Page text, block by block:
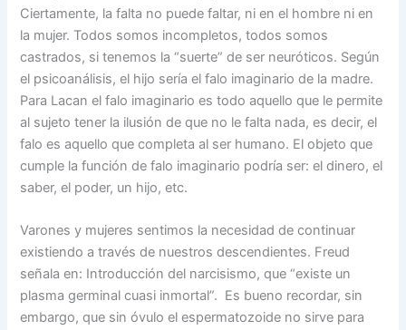
Ciertamente, la falta no puede faltar, ni en el hombre ni en
la mujer. Todos somos incompletos, todos somos
castrados, si tenemos la “suerte” de ser neuróticos. Según
el psicoanálisis, el hijo sería el falo imaginario de la madre.
Para Lacan el falo imaginario es todo aquello que le permite
al sujeto tener la ilusión de que no le falta nada, es decir, el
falo es aquello que completa al ser humano. El objeto que
cumple la función de falo imaginario podría ser: el dinero, el
saber, el poder, un hijo, etc.
Varones y mujeres sentimos la necesidad de continuar
existiendo a través de nuestros descendientes. Freud
señala en: Introducción del narcisismo, que “existe un
plasma germinal cuasi inmortal”. Es bueno recordar, sin
embargo, que sin óvulo el espermatozoide no sirve para